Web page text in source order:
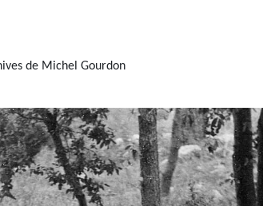
de Michel Gourdon